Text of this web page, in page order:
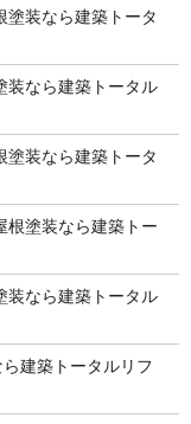
塗装なら建築トータ
装なら建築トータル
塗装なら建築トータ
根塗装なら建築トー
装なら建築トータル
建築トータルリフ